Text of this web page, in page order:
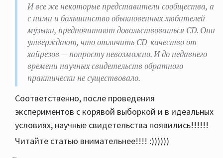
И все же некоторые представители сообщества, а
с ними и большинство обыкновенных любителей
музыки, предпочитают довольствоваться CD. Они
утверждают, что отличить CD-качество от
хайрезов — попросту невозможно. И до недавнего
времени научных свидетельств обратного
практически не существовало.
Соответственно, после проведения
экспериментов с корявой выборкой и в идеальных
условиях, научные свидетельства появились!!!!!!
Читайте статью внимательнее!!!! :))))))